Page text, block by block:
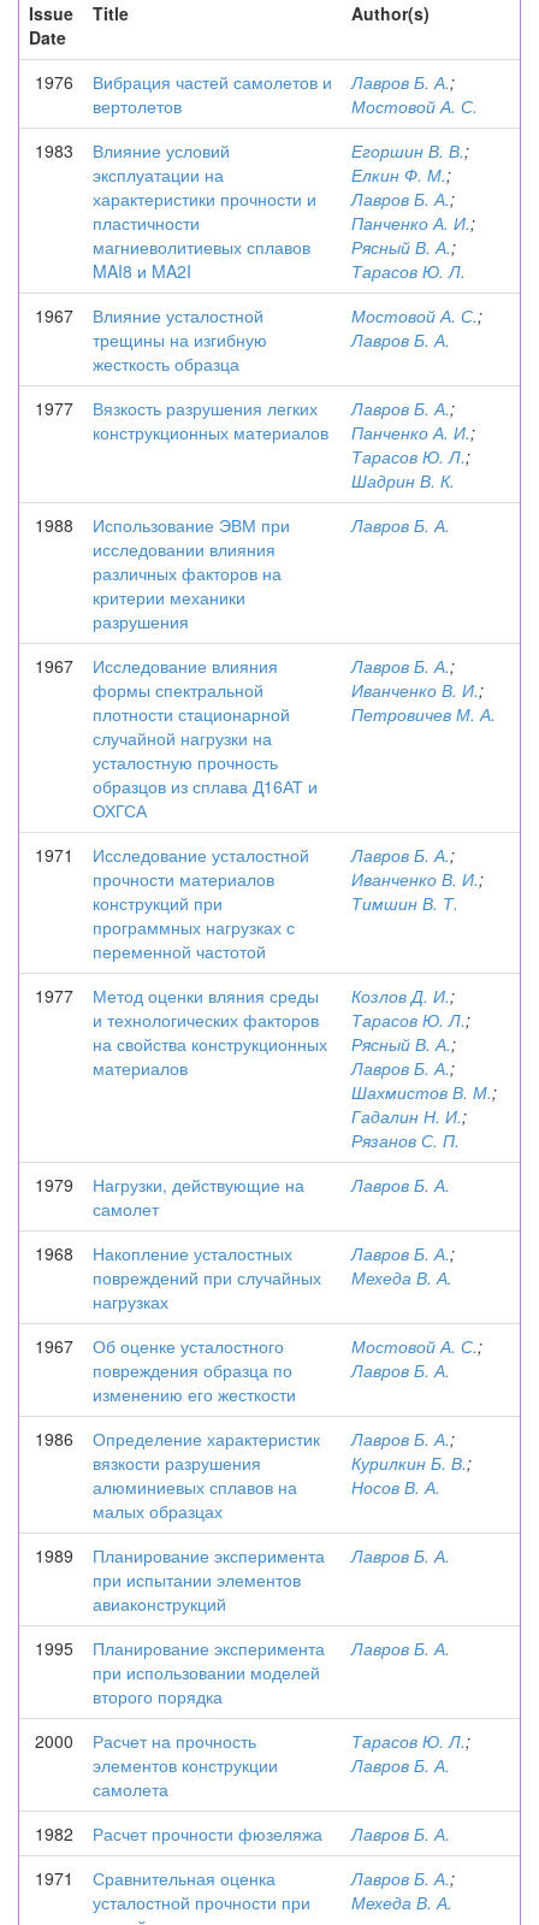
Issue
Date
Title Author(s)
1976
Вибрация частей самолетов и
вертолетов
Лавров Б. А.;
Мостовой А. С.
1983
Влияние условий
эксплуатации на
характеристики прочности и
пластичности
магниеволитиевых сплавов
MAI8 и MA2I
Егоршин В. В.;
Елкин Ф. М.;
Лавров Б. А.;
Панченко А. И.;
Рясный В. А.;
Тарасов Ю. Л.
1967
Влияние усталостной
трещины на изгибную
жесткость образца
Мостовой А. С.;
Лавров Б. А.
1977
Вязкость разрушения легких
конструкционных материалов
Лавров Б. А.;
Панченко А. И.;
Тарасов Ю. Л.;
Шадрин В. К.
1988
Использование ЭВМ при
исследовании влияния
различных факторов на
критерии механики
разрушения
Лавров Б. А.
1967
Исследование влияния
формы спектральной
плотности стационарной
случайной нагрузки на
усталостную прочность
образцов из сплава Д16АТ и
ОХГСА
Лавров Б. А.;
Иванченко В. И.;
Петровичев М. А.
1971
Исследование усталостной
прочности материалов
конструкций при
программных нагрузках с
переменной частотой
Лавров Б. А.;
Иванченко В. И.;
Тимшин В. Т.
1977
Метод оценки вляния среды
и технологических факторов
на свойства конструкционных
материалов
Козлов Д. И.;
Тарасов Ю. Л.;
Рясный В. А.;
Лавров Б. А.;
Шахмистов В. М.;
Гадалин Н. И.;
Рязанов С. П.
1979
Нагрузки, действующие на
самолет
Лавров Б. А.
1968
Накопление усталостных
повреждений при случайных
нагрузках
Лавров Б. А.;
Мехеда В. А.
1967
Об оценке усталостного
повреждения образца по
изменению его жесткости
Мостовой А. С.;
Лавров Б. А.
1986
Определение характеристик
вязкости разрушения
алюминиевых сплавов на
малых образцах
Лавров Б. А.;
Курилкин Б. В.;
Носов В. А.
1989
Планирование эксперимента
при испытании элементов
авиаконструкций
Лавров Б. А.
1995
Планирование эксперимента
при использовании моделей
второго порядка
Лавров Б. А.
2000
Расчет на прочность
элементов конструкции
самолета
Тарасов Ю. Л.;
Лавров Б. А.
1982 Расчет прочности фюзеляжа
Лавров Б. А.
1971
Сравнительная оценка
усталостной прочности при
Лавров Б. А.;
Мехеда В. А.